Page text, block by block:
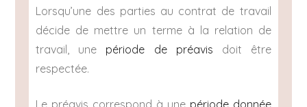
Lorsqu’une des parties au contrat de travail
décide de mettre un terme à la relation de
travail, une période de préavis doit être
respectée.